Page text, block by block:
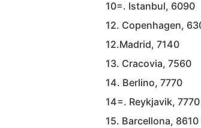
10=. Istanbul, 6090
12. Copenhagen,
12.Madrid, 7140
13. Cracovia, 7560
14. Berlino, 7770
14=. Reykjavik, 7770
15. Barcellona, 8610